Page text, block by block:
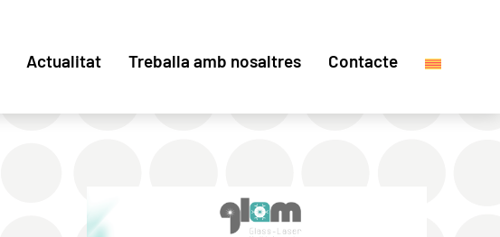
Actualitat Treballa amb nosaltres Contacte